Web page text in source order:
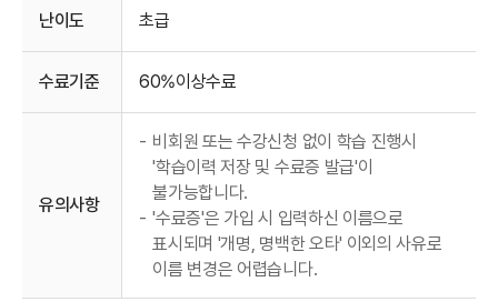
난이도 초급
수료기준 60%이상수료
유의사항
- 비회원 또는 수강신청 없이 학습 진행시
'학습이력 저장 및 수료증 발급'이
불가능합니다.
- '수료증'은 가입 시 입력하신 이름으로
표시되며 '개명, 명백한 오타' 이외의 사유로
이름 변경은 어렵습니다.